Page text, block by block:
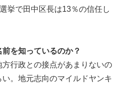
挙で田中区長は13％の信任し
を知っているのか？
行政との接点があまりないの
。地元志向のマイルドヤンキ